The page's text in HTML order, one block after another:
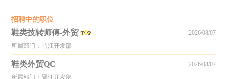
招聘中的职位
鞋类技转师傅-外贸
所属部门：晋江开发部
2026/08/07
鞋类外贸QC
所属部门：晋江开发部
2026/08/07